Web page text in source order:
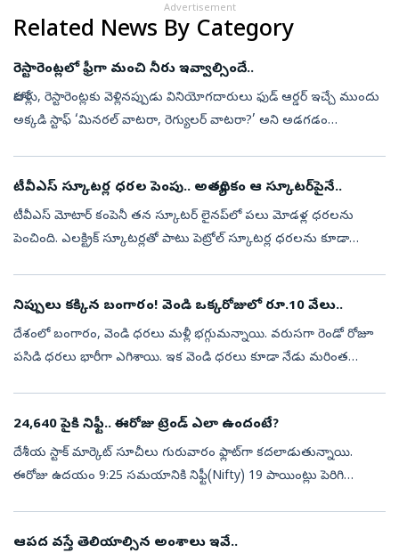
Advertisement
Related News By Category
రెస్టారెంట్లలో ఫ్రీగా మంచి నీరు ఇవ్వాల్సిందే..
హోటళ్లు, రెస్టారెంట్లకు వెళ్లినప్పుడు వినియోగదారులు ఫుడ్‌ ఆర్డర్‌ ఇచ్చే ముందు
అక్కడి స్టాఫ్‌ ‘మినరల్ వాటరా, రెగ్యులర్ వాటరా?’ అని అడగడం
టీవీఎస్ స్కూటర్ల ధరల పెంపు.. అత్యధికం ఆ స్కూటర్‌పైనే..
టీవీఎస్ మోటార్ కంపెనీ తన స్కూటర్‌ లైనప్‌లో పలు మోడళ్ల ధరలను
పెంచింది. ఎలక్ట్రిక్ స్కూటర్లతో పాటు పెట్రోల్‌ స్కూటర్ల ధరలను కూడా
నిప్పులు కక్కిన బంగారం! వెండి ఒక్కరోజులో రూ.10 వేలు..
దేశంలో బంగారం, వెండి ధరలు మళ్లీ భగ్గుమన్నాయి. వరుసగా రెండో రోజూ
పసిడి ధరలు భారీగా ఎగిశాయి. ఇక వెండి ధరలు కూడా నేడు మరింత
24,640 పైకి నిఫ్టీ.. ఈరోజు ట్రెండ్ ఎలా ఉందంటే?
దేశీయ స్టాక్‌ మార్కెట్‌ సూచీలు గురువారం ఫ్లాట్‌గా కదలాడుతున్నాయి.
ఈరోజు ఉదయం 9:25 సమయానికి నిఫ్టీ(Nifty) 19 పాయింట్లు పెరిగి
ఆపద వస్తే తెలియాల్సిన అంశాలు ఇవే..